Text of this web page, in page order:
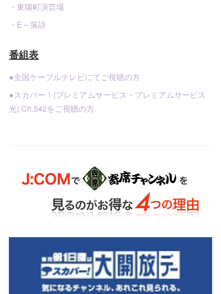
・東陽町演芸場
・E～落語
番組表
●全国ケーブルテレビにてご視聴の方
●スカパー！(プレミアムサービス・プレミアムサービス
光) Ch.542をご視聴の方